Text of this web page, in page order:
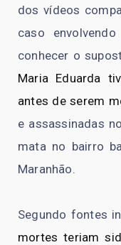
dos vídeos
caso
conhecer o
Maria Eduarda
antes de serem
e assassinadas
mata no bairro
Maranhão.
Segundo fontes
mortes teriam